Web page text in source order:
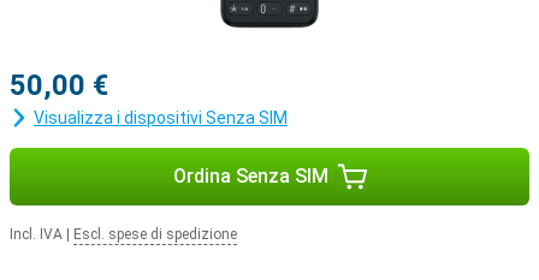
50,00 €
Visualizza i dispositivi Senza SIM
Ordina Senza SIM
Incl. IVA Escl. spese di spedizione